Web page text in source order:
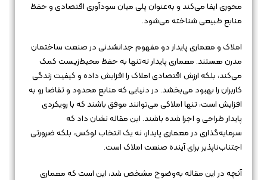
محوری ایفا می‌کند و به‌عنوان پلی میان سودآوری اقتصادی و حفظ
منابع طبیعی شناخته می‌شود.
املاک و معماری پایدار دو مفهوم جدانشدنی در صنعت ساختمان
مدرن هستند. معماری پایدار نه‌تنها به حفظ محیط‌زیست کمک
می‌کند، بلکه ارزش اقتصادی املاک را افزایش داده و کیفیت زندگی
کاربران را بهبود می‌بخشد. در دنیایی که منابع محدود و تقاضا رو به
افزایش است، تنها املاکی می‌توانند موفق باشند که با رویکردی
پایدار طراحی و اجرا شده باشند. این مقاله نشان داد که
سرمایه‌گذاری در معماری پایدار، نه یک انتخاب لوکس، بلکه ضرورتی
اجتناب‌ناپذیر برای آینده صنعت املاک است.
آنچه در این مقاله به‌وضوح مشخص شد، این است که معماری